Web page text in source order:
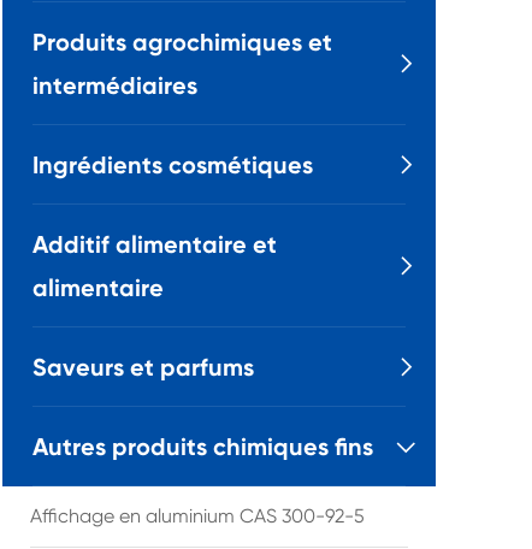
Produits agrochimiques et
intermédiaires

Ingrédients cosmétiques 
Additif alimentaire et
alimentaire

Saveurs et parfums 
Autres produits chimiques fins 
Affichage en aluminium CAS 300-92-5